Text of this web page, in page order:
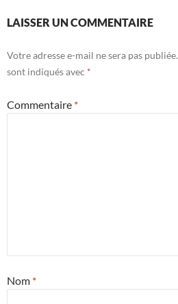
LAISSER UN COMMENTAIRE
Votre adresse e-mail ne sera pas publiée.
sont indiqués avec *
Commentaire *
Nom *